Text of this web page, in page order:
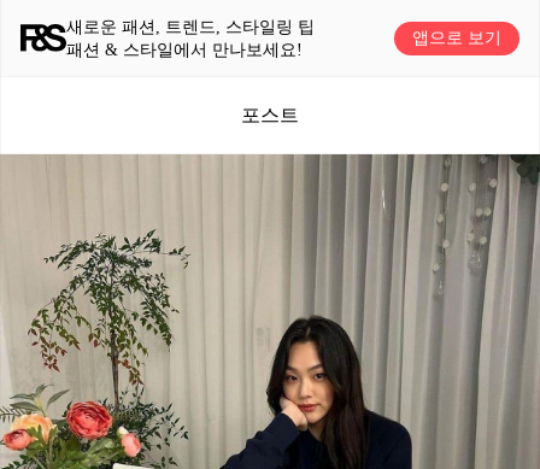
새로운 패션, 트렌드, 스타일링 팁
패션 & 스타일에서 만나보세요!
앱으로 보기
포스트